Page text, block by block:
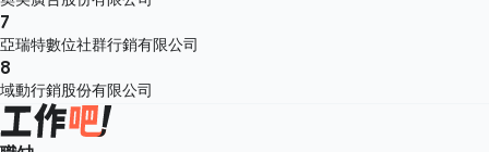
7
亞瑞特數位社群行銷有限公司
8
域動行銷股份有限公司